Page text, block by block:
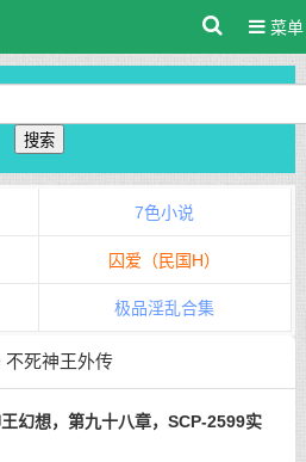
菜单
搜索
7色小说
囚爱（民国H）
极品淫乱合集
不死神王外传
幻想，第九十八章，SCP-2599实